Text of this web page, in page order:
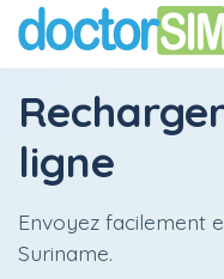
ligne
Envoyez facilement
Suriname.